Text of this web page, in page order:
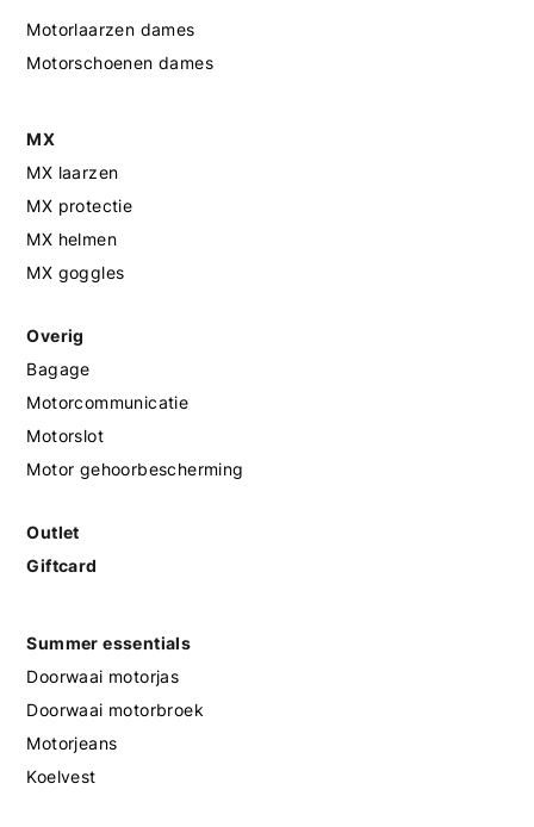
Motorlaarzen dames
Motorschoenen dames
MX
MX laarzen
MX protectie
MX helmen
MX goggles
Overig
Bagage
Motorcommunicatie
Motorslot
Motor gehoorbescherming
Outlet
Giftcard
Summer essentials
Doorwaai motorjas
Doorwaai motorbroek
Motorjeans
Koelvest